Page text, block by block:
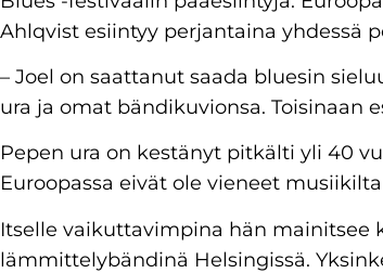
Ahlqvist esiintyy perjantaina yhdessä
– Joel on saattanut saada bluesin
ura ja omat bändikuvionsa. Toisinaan
Pepen ura on kestänyt pitkälti yli 40
Euroopassa eivät ole vieneet
Itselle vaikuttavimpina hän mainitsee
lämmittelybändinä Helsingissä.